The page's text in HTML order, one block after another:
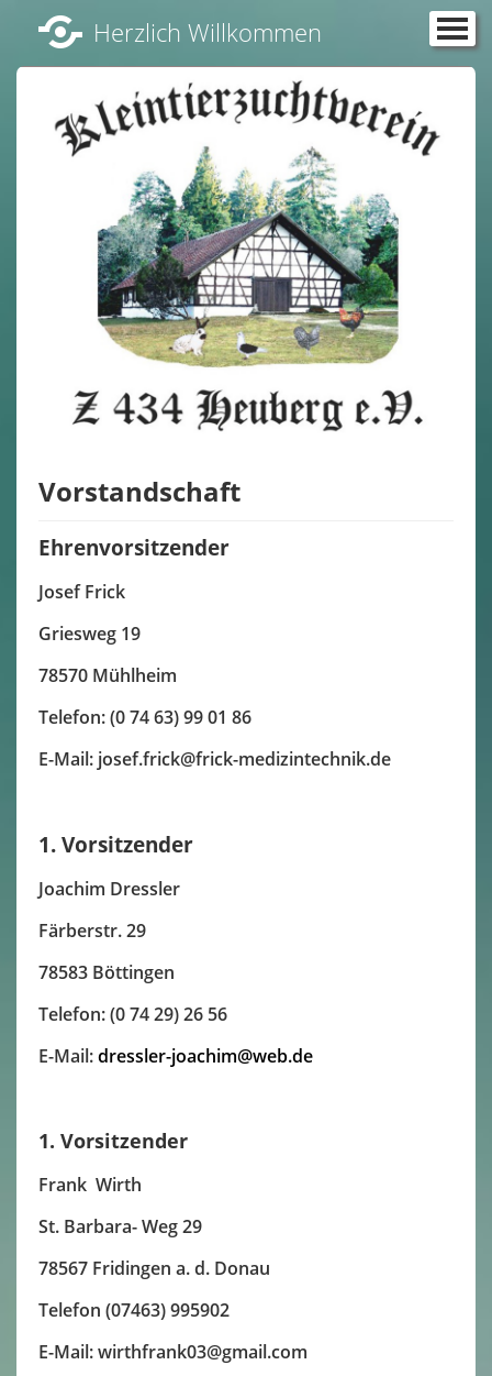
Herzlich Willkommen
Über uns
Vorstandschaft
Unser Vereinsheim im Schafhaus Mahlstetten
News und Termine
Kaninchen im Verein
Geflügel im Verein
Impressionen
Vergangene Veranstaltungen
Downloads & Mitgliedsantrag
Links & Kooperation
Kontakt
Impressum
Vorstandschaft
Ehrenvorsitzender
Josef Frick
Griesweg 19
78570 Mühlheim
Telefon: (0 74 63) 99 01 86
E-Mail: josef.frick@frick-medizintechnik.de
1. Vorsitzender
Joachim Dressler
Färberstr. 29
78583 Böttingen
Telefon: (0 74 29) 26 56
E-Mail:dressler-joachim@web.de
1. Vorsitzender
Frank Wirth
St. Barbara- Weg 29
78567 Fridingen a. d. Donau
Telefon (07463) 995902
E-Mail: wirthfrank03@gmail.com